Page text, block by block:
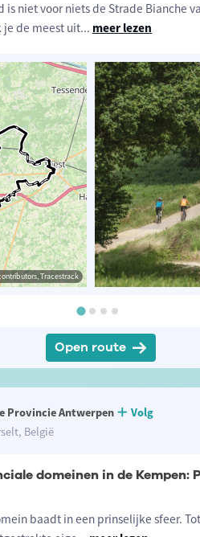
is niet voor niets de Strade Bianche
de meest uit... meer lezen
Tracestrack
Open route
© Jasper Jacobs
Provincie Antwerpen
Volg
België
baadt in een prinselijke sfeer.